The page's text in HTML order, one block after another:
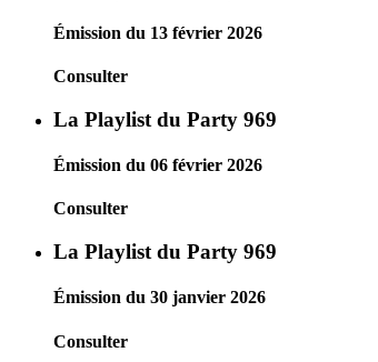
Émission du 13 février 2026
Consulter
La Playlist du Party 969
Émission du 06 février 2026
Consulter
La Playlist du Party 969
Émission du 30 janvier 2026
Consulter